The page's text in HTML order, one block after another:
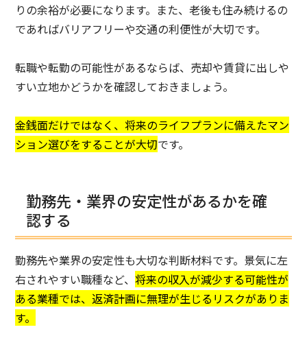
りの余裕が必要になります。また、老後も住み続けるの
であればバリアフリーや交通の利便性が大切です。
転職や転勤の可能性があるならば、売却や賃貸に出しや
すい立地かどうかを確認しておきましょう。
金銭面だけではなく、将来のライフプランに備えたマン
ション選びをすることが大切です。
勤務先・業界の安定性があるかを確
認する
勤務先や業界の安定性も大切な判断材料です。景気に左
右されやすい職種など、将来の収入が減少する可能性が
ある業種では、返済計画に無理が生じるリスクがありま
す。